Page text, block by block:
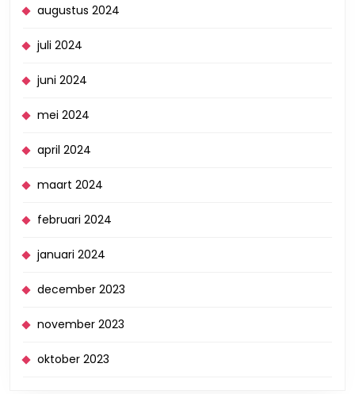
augustus 2024
juli 2024
juni 2024
mei 2024
april 2024
maart 2024
februari 2024
januari 2024
december 2023
november 2023
oktober 2023